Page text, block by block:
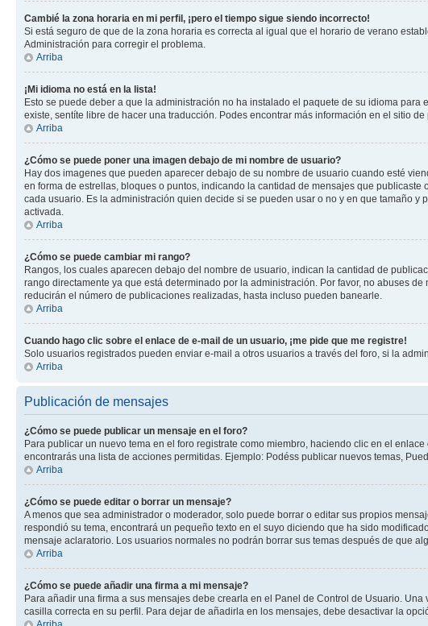
Cambié la zona horaria en mi perfil, ¡pero el tiempo sigue siendo incorrecto!
Si está seguro de que de la zona horaria es correcta al igual que el horario de verano
Administración para corregir el problema.
Arriba
¡Mi idioma no está en la lista!
Esto se puede deber a que la administración no ha instalado el paquete de su idioma
existe, sentíte libre de hacer una traducción. Podes encontrar más información en el sitio
Arriba
¿Cómo se puede poner una imagen debajo de mi nombre de usuario?
Hay dos imagenes que pueden aparecer debajo de su nombre de usuario cuando esté
en forma de estrellas, bloques o puntos, indicando la cantidad de mensajes que
cada usuario. Es la administración quien decide si se pueden usar o no y en que tamaño
activada.
Arriba
¿Cómo se puede cambiar mi rango?
Rangos, los cuales aparecen debajo del nombre de usuario, indican la cantidad de
rango directamente ya que está determinado por la administración. Por favor, no abuses
reducirán el número de publicaciones realizadas, hasta incluso pueden banearle.
Arriba
Cuando hago clic sobre el enlace de e-mail de un usuario, ¡me pide que me registre!
Solo usuarios registrados pueden enviar e-mail a otros usuarios a través del foro, si la
Arriba
Publicación de mensajes
¿Cómo se puede publicar un mensaje en el foro?
Para publicar un nuevo tema en el foro registrate como miembro, haciendo clic en el
encontrarás una lista de acciones permitidas. Ejemplo: Podéss publicar nuevos temas,
Arriba
¿Cómo se puede editar o borrar un mensaje?
A menos que sea administrador o moderador, solo puede borrar o editar sus propios
respondió su tema, encontrará un pequeño texto en el suyo diciendo que ha sido
mensaje aclaratorio. Los usuarios normales no podrán borrar sus temas después de que
Arriba
¿Cómo se puede añadir una firma a mi mensaje?
Para añadir una firma a sus mensajes debe crearla en el Panel de Control de Usuario. Una
casilla correcta en su perfil. Para dejar de añadirla en los mensajes, debe desactivar la